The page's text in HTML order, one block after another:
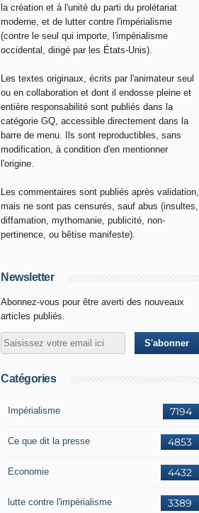
la création et à l'unité du parti du prolétariat
moderne, et de lutter contre l'impérialisme
(contre le seul qui importe, l'impérialisme
occidental, dirigé par les États-Unis).
Les textes originaux, écrits par l'animateur seul
ou en collaboration et dont il endosse pleine et
entière responsabilité sont publiés dans la
catégorie GQ, accessible directement dans la
barre de menu. Ils sont reproductibles, sans
modification, à condition d'en mentionner
l'origine.
Les commentaires sont publiés après validation,
mais ne sont pas censurés, sauf abus (insultes,
diffamation, mythomanie, publicité, non-
pertinence, ou bêtise manifeste).
Newsletter
Abonnez-vous pour être averti des nouveaux
articles publiés.
Catégories
7194
Impérialisme
4853
Ce que dit la presse
4432
Economie
3389
lutte contre l'impérialisme